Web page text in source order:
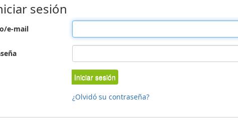
sesión
e-mail
Iniciar sesión
¿Olvidó su contraseña?